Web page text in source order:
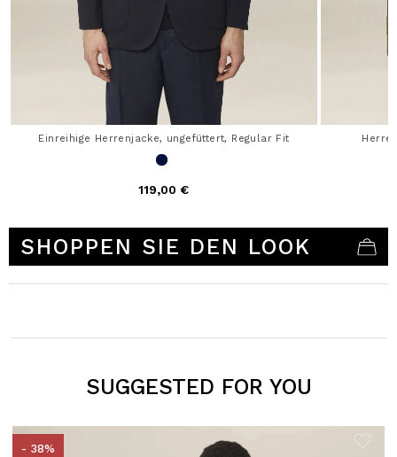
Einreihige Herrenjacke, ungefüttert, Regular Fit
119,00 €
SHOPPEN SIE DEN LOOK
SUGGESTED FOR YOU
- 38%